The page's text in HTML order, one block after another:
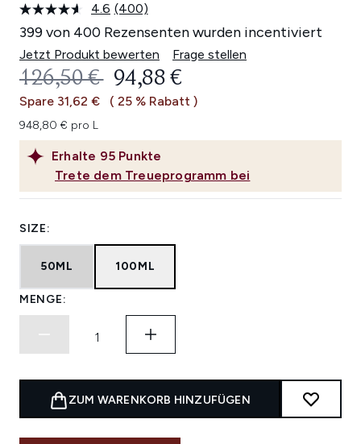
4.6 400
Bewertungen
lesen.
Link
auf
derselben
Seite.
(400)
399 von 400 Rezensenten wurden incentiviert
Jetzt Produkt bewerten Frage stellen
Erhalte 95 Punkte
Trete dem Treueprogramm bei
UNVERBINDLICHE
126,50 € AKTUELLER PREIS:
94,88 €
Spare 31,62 € ( 25 % Rabatt )
948,80 € pro L
SIZE:
50ML 100ML
MENGE:
ZUM WARENKORB HINZUFÜGEN